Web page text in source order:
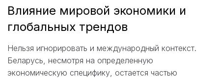
Влияние мировой экономики и
глобальных трендов
Нельзя игнорировать и международный контекст.
Беларусь, несмотря на определенную
экономическую специфику, остается частью